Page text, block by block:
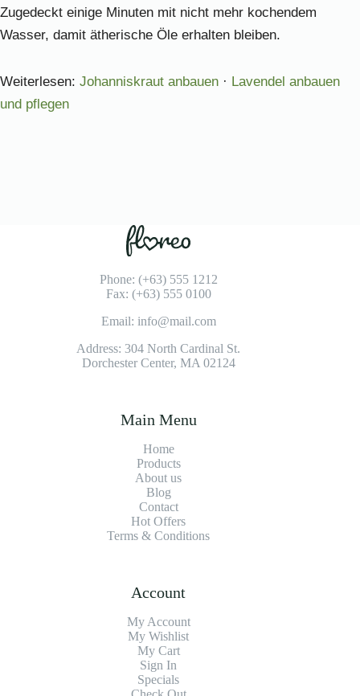
Zugedeckt einige Minuten mit nicht mehr kochendem
Wasser, damit ätherische Öle erhalten bleiben.
Weiterlesen: Johanniskraut anbauen · Lavendel anbauen
und pflegen
Phone: (+63) 555 1212
Fax: (+63) 555 0100
Email: info@mail.com
Address: 304 North Cardinal St.
Dorchester Center, MA 02124
Main Menu
Home
Products
About us
Blog
Contact
Hot Offers
Terms & Conditions
Account
My Account
My Wishlist
My Cart
Sign In
Specials